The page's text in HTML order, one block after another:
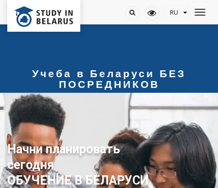
Учеба в Беларуси БЕЗ
ПОСРЕДНИКОВ
Начни планировать
сегодня
ОБУЧЕНИЕ В БЕЛАРУСИ